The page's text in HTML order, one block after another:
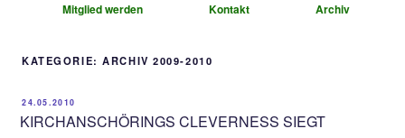
Mitglied werden